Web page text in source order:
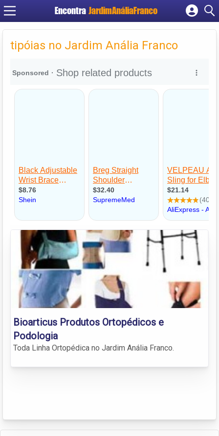
Encontra JardimAnáliaFranco
Cadastrar empresa
Criar conta
tipóias no Jardim Anália Franco
Bioarticus Produtos Ortopédicos e
Podologia
Toda Linha Ortopédica no Jardim Anália Franco.